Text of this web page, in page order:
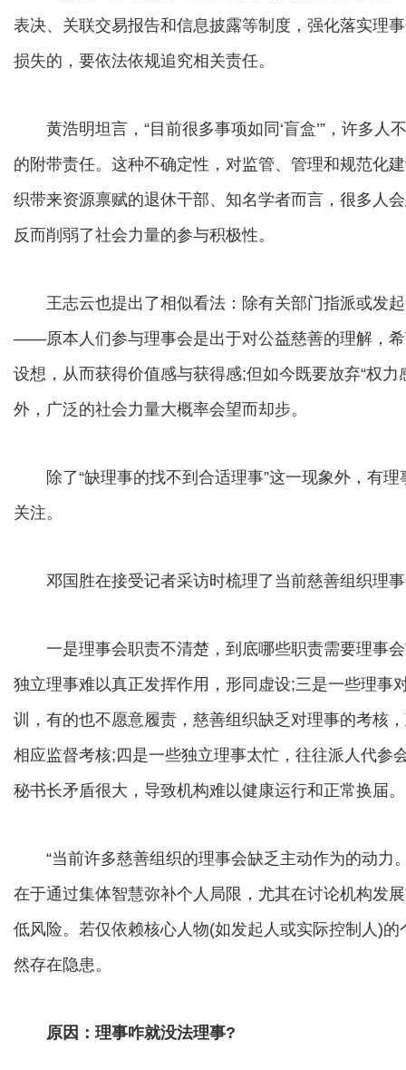
表决、关联交易报告和信息披露等制度，强化落实理
损失的，要依法依规追究相关责任。
黄浩明坦言，“目前很多事项如同‘盲盒’”，许多人
的附带责任。这种不确定性，对监管、管理和规范化
织带来资源禀赋的退休干部、知名学者而言，很多人
反而削弱了社会力量的参与积极性。
王志云也提出了相似看法：除有关部门指派或发起
——原本人们参与理事会是出于对公益慈善的理解，
设想，从而获得价值感与获得感;但如今既要放弃“权
外，广泛的社会力量大概率会望而却步。
除了“缺理事的找不到合适理事”这一现象外，有理
关注。
邓国胜在接受记者采访时梳理了当前慈善组织理事
一是理事会职责不清楚，到底哪些职责需要理事会
独立理事难以真正发挥作用，形同虚设;三是一些理事
训，有的也不愿意履责，慈善组织缺乏对理事的考核
相应监督考核;四是一些独立理事太忙，往往派人代参
秘书长矛盾很大，导致机构难以健康运行和正常换届。
“当前许多慈善组织的理事会缺乏主动作为的动力
在于通过集体智慧弥补个人局限，尤其在讨论机构发
低风险。若仅依赖核心人物(如发起人或实际控制人)
然存在隐患。
原因：理事咋就没法理事?